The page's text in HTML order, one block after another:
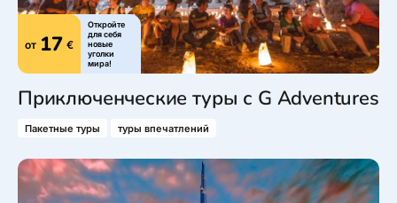
от 17 €
Откройте
для себя
новые
уголки
мира!
Приключенческие туры с G Adventures
Пакетные туры туры впечатлений